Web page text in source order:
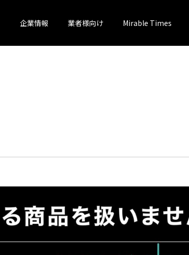
企業情報 業者様向け Mirable Times